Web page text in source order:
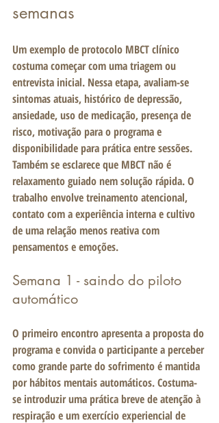
semanas
Um exemplo de protocolo MBCT clínico
costuma começar com uma triagem ou
entrevista inicial. Nessa etapa, avaliam-se
sintomas atuais, histórico de depressão,
ansiedade, uso de medicação, presença de
risco, motivação para o programa e
disponibilidade para prática entre sessões.
Também se esclarece que MBCT não é
relaxamento guiado nem solução rápida. O
trabalho envolve treinamento atencional,
contato com a experiência interna e cultivo
de uma relação menos reativa com
pensamentos e emoções.
Semana 1 - saindo do piloto
automático
O primeiro encontro apresenta a proposta do
programa e convida o participante a perceber
como grande parte do sofrimento é mantida
por hábitos mentais automáticos. Costuma-
se introduzir uma prática breve de atenção à
respiração e um exercício experiencial de